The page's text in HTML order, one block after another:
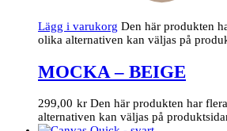
Lägg i varukorg Den här produkten
olika alternativen kan väljas på
MOCKA – BEIGE
299,00 kr Den här produkten har
alternativen kan väljas på